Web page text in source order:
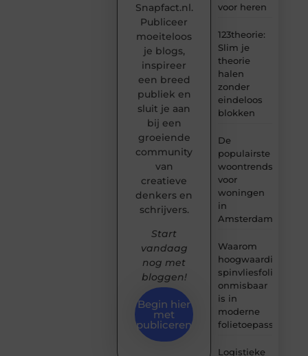
voor heren
123theorie:
Slim je
theorie
halen
zonder
eindeloos
blokken
De
populairste
woontrends
voor
woningen
in
Amsterdam
Waarom
hoogwaardige
spinvliesfolie
onmisbaar
is in
moderne
folietoepassingen
Logistieke
Snapfact.nl.
Publiceer
moeiteloos
je blogs,
inspireer
een breed
publiek en
sluit je aan
bij een
groeiende
community
van
creatieve
denkers en
schrijvers.
Start
vandaag
nog met
bloggen!
Begin hier
met
publiceren